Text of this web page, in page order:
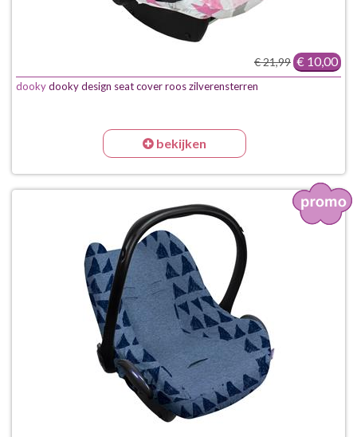
€ 21,99 € 10,00
dookydooky design seat cover roos zilverensterren
bekijken